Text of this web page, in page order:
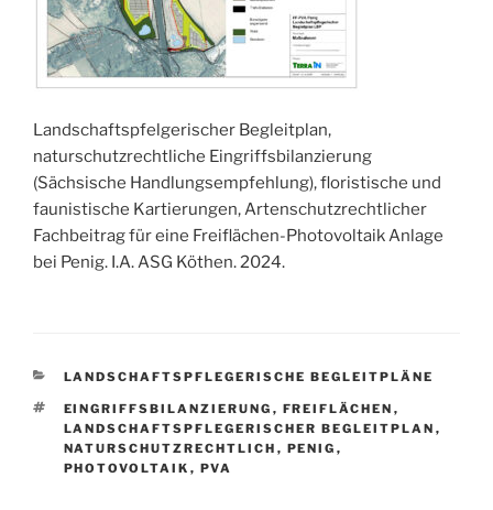
Landschaftspfelgerischer Begleitplan,
naturschutzrechtliche Eingriffsbilanzierung
(Sächsische Handlungsempfehlung), floristische und
faunistische Kartierungen, Artenschutzrechtlicher
Fachbeitrag für eine Freiflächen-Photovoltaik Anlage
bei Penig. I.A. ASG Köthen. 2024.
KATEGORIEN
LANDSCHAFTSPFLEGERISCHE BEGLEITPLÄNE
SCHLAGWÖRTER
EINGRIFFSBILANZIERUNG , FREIFLÄCHEN ,
LANDSCHAFTSPFLEGERISCHER BEGLEITPLAN ,
NATURSCHUTZRECHTLICH , PENIG ,
PHOTOVOLTAIK , PVA